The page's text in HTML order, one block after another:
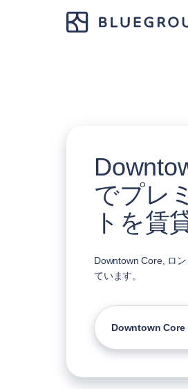
でプレ
トを賃
Downtown Core, ロ
ています。
Downtown Core